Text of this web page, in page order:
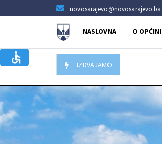
novosarajevo@novosarajevo.ba
NASLOVNA O OPĆINI
IZDVAJAMO